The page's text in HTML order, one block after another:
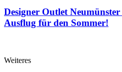
Designer Outlet Neumünster
Ausflug für den Sommer!
Weiteres